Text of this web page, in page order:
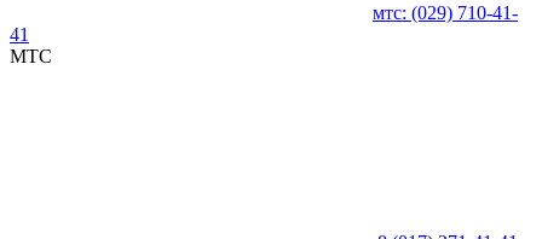
мтс: (029) 710-41-
41
MTC